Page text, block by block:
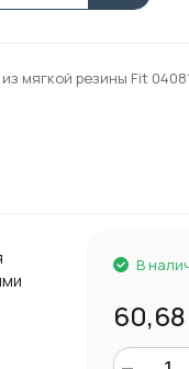
мягкой резины Fit
В
60,68